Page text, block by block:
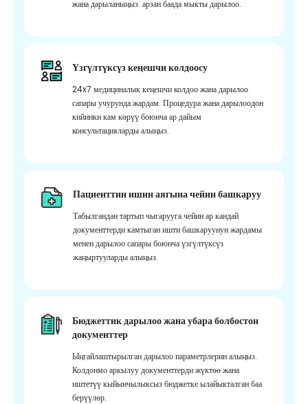
жана дарыланыңыз. арзан баада мыкты дарылоо.
Үзгүлтүксүз кеңешчи колдоосу
24x7 медициналык кеңешчи колдоо жана дарылоо
сапары учурунда жардам. Процедура жана дарылоодон
кийинки кам көрүү боюнча ар дайым
консультацияларды алыңыз.
Пациенттин ишин аягына чейин башкаруу
Табылгандан тартып чыгарууга чейин ар кандай
документтерди камтыган ишти башкаруунун жардамы
менен дарылоо сапары боюнча үзгүлтүксүз
жаңыртууларды алыңыз.
Бюджеттик дарылоо жана убара болбостон
документтер
Ыңгайлаштырылган дарылоо параметрлерин алыңыз.
Колдонмо аркылуу документтерди жүктөө жана
иштетүү кыйынчылыксыз бюджетке ылайыкталган баа
берүүлөр.